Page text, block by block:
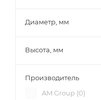
Диаметр, мм
Высота, мм
Производитель
AM Group (0)